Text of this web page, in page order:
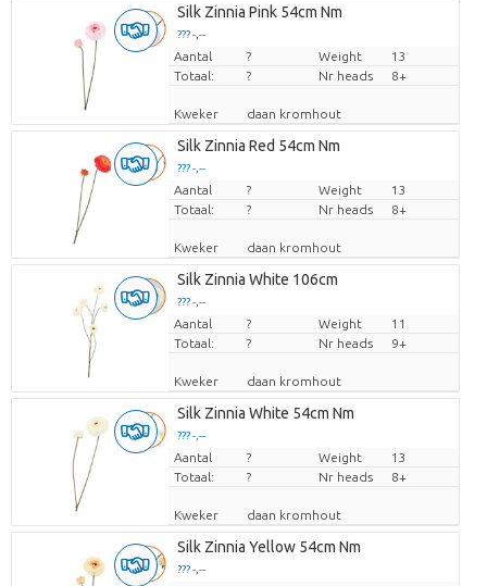
Silk Zinnia Pink 54cm Nm
??? -,--
Prijs per stuk
Aantal ? Weight
13
Totaal:
? Nr heads 8+
Kweker daan kromhout
Silk Zinnia Red 54cm Nm
??? -,--
Prijs per stuk
Aantal ? Weight
13
Totaal:
? Nr heads 8+
Kweker daan kromhout
Silk Zinnia White 106cm
??? -,--
Prijs per stuk
Aantal ? Weight
11
Totaal:
? Nr heads 9+
Kweker daan kromhout
Silk Zinnia White 54cm Nm
??? -,--
Prijs per stuk
Aantal ? Weight
13
Totaal:
? Nr heads 8+
Kweker daan kromhout
Silk Zinnia Yellow 54cm Nm
??? -,--